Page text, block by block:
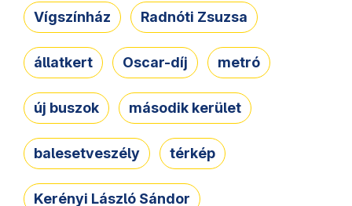
Vígszínház Radnóti Zsuzsa
állatkert Oscar-díj metró
új buszok második kerület
balesetveszély térkép
Kerényi László Sándor